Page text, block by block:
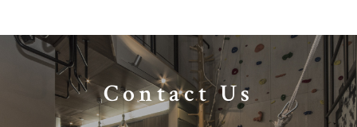
Contact Us